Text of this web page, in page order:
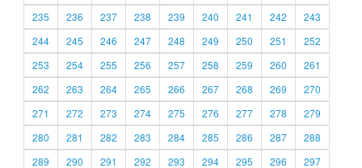
235
236 237 238 239 240 241 242
243
244
245 246 247 248 249 250 251
252
253
254 255 256 257 258 259 260
261
262
263 264 265 266 267 268 269
270
271
272 273 274 275 276 277 278
279
280
281 282 283 284 285 286 287
288
289
290 291 292 293 294 295 296 297